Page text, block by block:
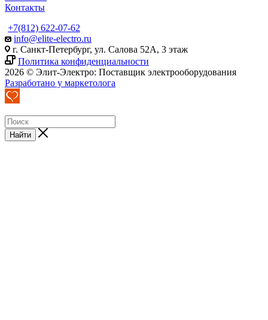
Контакты
+7(812) 622-07-62
info@elite-electro.ru
г. Санкт-Петербург, ул. Салова 52А, 3 этаж
Политика конфиденциальности
2026 © Элит-Электро: Поставщик электрооборудования
Разработано у маркетолога
Найти